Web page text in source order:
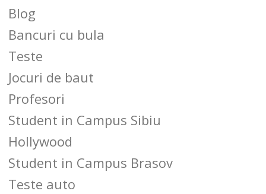
Blog
Bancuri cu bula
Teste
Jocuri de baut
Profesori
Student in Campus Sibiu
Hollywood
Student in Campus Brasov
Teste auto